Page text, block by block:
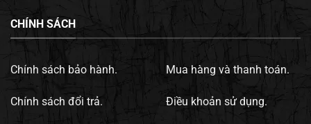
CHÍNH SÁCH
Chính sách bảo hành.
Chính sách đổi trả.
Mua hàng và thanh toán.
Điều khoản sử dụng.